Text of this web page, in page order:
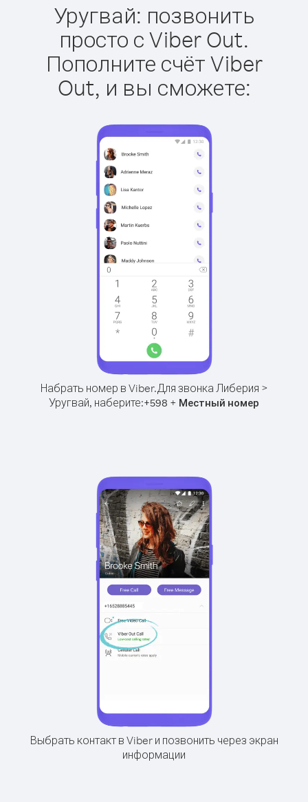
Уругвай: позвонить
просто с Viber Out.
Пополните счёт Viber
Out, и вы сможете:
Набрать номер в Viber.Для звонка Либерия >
Уругвай, наберите:+598 + Местный номер
Выбрать контакт в Viber и позвонить через экран
информации